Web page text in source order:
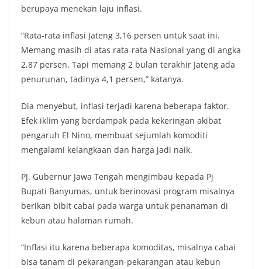
berupaya menekan laju inflasi.
“Rata-rata inflasi Jateng 3,16 persen untuk saat ini.
Memang masih di atas rata-rata Nasional yang di angka
2,87 persen. Tapi memang 2 bulan terakhir Jateng ada
penurunan, tadinya 4,1 persen,” katanya.
Dia menyebut, inflasi terjadi karena beberapa faktor.
Efek iklim yang berdampak pada kekeringan akibat
pengaruh El Nino, membuat sejumlah komoditi
mengalami kelangkaan dan harga jadi naik.
PJ. Gubernur Jawa Tengah mengimbau kepada Pj
Bupati Banyumas, untuk berinovasi program misalnya
berikan bibit cabai pada warga untuk penanaman di
kebun atau halaman rumah.
“Inflasi itu karena beberapa komoditas, misalnya cabai
bisa tanam di pekarangan-pekarangan atau kebun